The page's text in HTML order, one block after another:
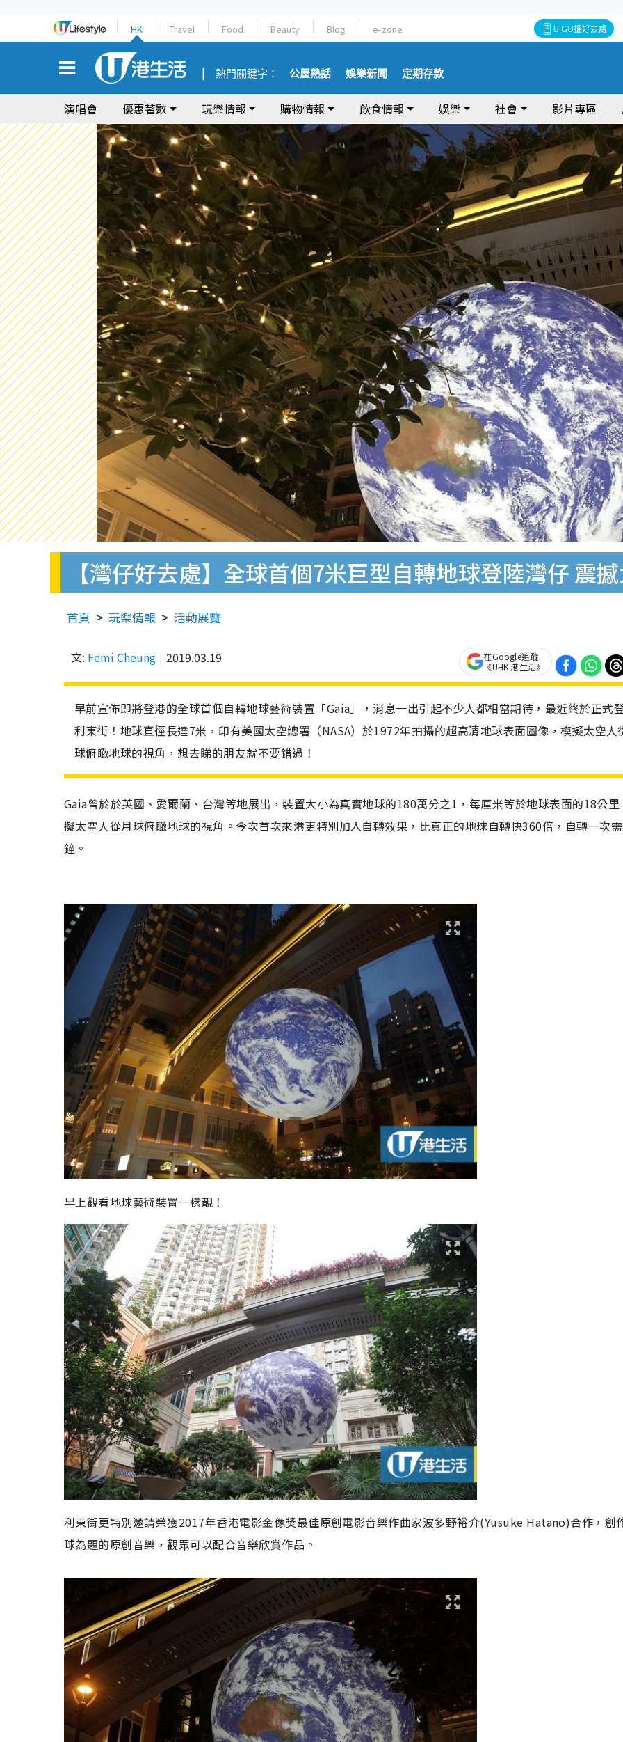
HK Travel Food Beauty Blog e-zone U GO搵好去處
熱門關鍵字： 公屋熱話 娛樂新聞 定期存款
演唱會 優惠著數 玩樂情報 購物情報 飲食情報 娛樂 社會 影片專區
【灣仔好去處】全球首個7米巨型自轉地球登陸灣仔 震
首頁 玩樂情報 活動展覽
文: Femi Cheung 2019.03.19
在Google追蹤
《UHK 港生活》
早前宣佈即將登港的全球首個自轉地球藝術裝置「Gaia」，消息一出引起不少人都相當期待，最近終於正式
利東街！地球直徑長達7米，印有美國太空總署（NASA）於1972年拍攝的超高清地球表面圖像，模擬太空人
球俯瞰地球的視角，想去睇的朋友就不要錯過！
Gaia曾於於英國、愛爾蘭、台灣等地展出，裝置大小為真實地球的180萬分之1，每厘米等於地球表面的18公
擬太空人從月球俯瞰地球的視角。今次首次來港更特別加入自轉效果，比真正的地球自轉快360倍，自轉一次
鐘。
早上觀看地球藝術裝置一樣靚！
利東街更特別邀請榮獲2017年香港電影金像獎最佳原創電影音樂作曲家波多野裕介(Yusuke Hatano)合作，創
球為題的原創音樂，觀眾可以配合音樂欣賞作品。